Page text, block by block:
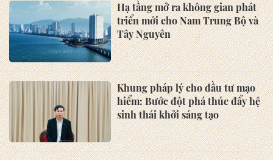
Hạ tầng mở ra không gian phát
triển mới cho Nam Trung Bộ và
Tây Nguyên
Khung pháp lý cho đầu tư mạo
hiểm: Bước đột phá thúc đẩy hệ
sinh thái khởi sáng tạo